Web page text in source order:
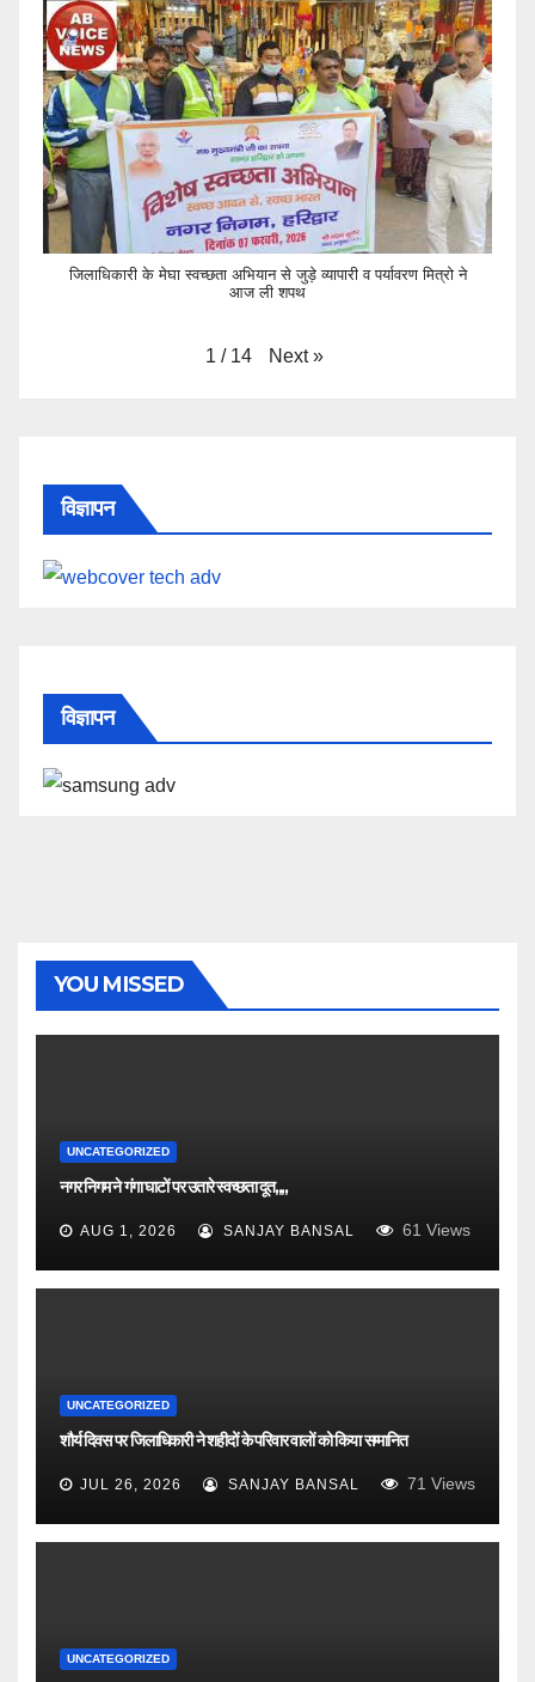
जिलाधिकारी के मेघा स्वच्छता अभियान से जुड़े व्यापारी व पर्यावरण मित्रो ने
आज ली शपथ
1 / 14 Next »
विज्ञापन
विज्ञापन
YOU MISSED
UNCATEGORIZED
नगर निगम ने गंगा घाटों पर उतारे स्वच्छता दूत,,,,
AUG 1, 2026 SANJAY BANSAL 61 Views
UNCATEGORIZED
शौर्य दिवस पर जिलाधिकारी ने शहीदों के परिवार वालों को किया सम्मानित
JUL 26, 2026 SANJAY BANSAL 71 Views
UNCATEGORIZED